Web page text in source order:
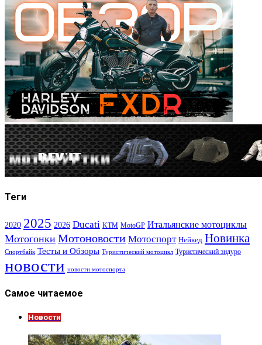
Теги
2020 2025 2026 Ducati KTM MotoGP Итальянские мотоциклы
Мотогонки Мотоновости Мотоспорт Нейкед Новинка
Спортбайк Тесты и Обзоры Туристический мотоцикл Туристический эндуро
новости новости мотоспорта
Самое читаемое
Новости